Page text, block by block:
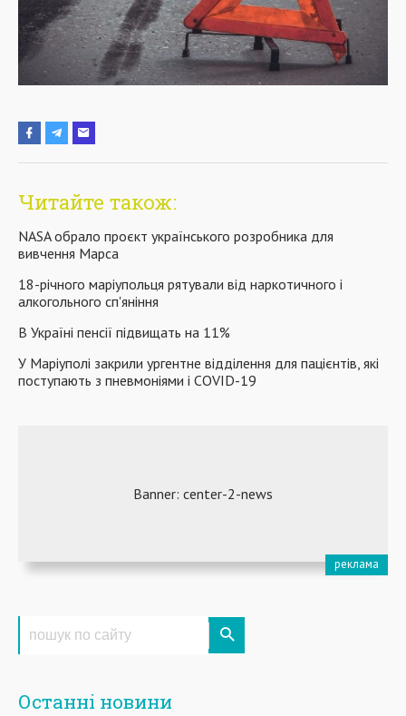
Читайте також:
NASA обрало проєкт українського розробника для
вивчення Марса
18-річного маріупольця рятували від наркотичного і
алкогольного сп'яніння
В Україні пенсії підвищать на 11%
У Маріуполі закрили ургентне відділення для пацієнтів, які
поступають з пневмоніями і COVID-19
Останні новини